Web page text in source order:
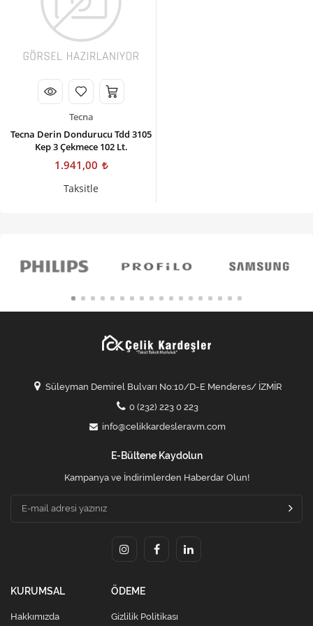
Çocuk Gereçleri
Motorsikletler
Tecna
Tecna Derin Dondurucu Tdd 3105
Kep 3 Çekmece 102 Lt.
1.941,00
Taksitle
Süleyman Demirel Bulvarı No:10/D-E Menderes/ İZMİR
0 (232) 223 0 223
info@celikkardesleravm.com
E-Bültene Kaydolun
Kampanya ve İndirimlerden Haberdar Olun!
KURUMSAL
Hakkımızda
ÖDEME
Gizlilik Politikası